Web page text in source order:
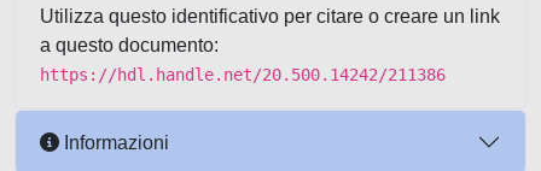
Utilizza questo identificativo per citare o creare un link
a questo documento:
https://hdl.handle.net/20.500.14242/211386
Informazioni